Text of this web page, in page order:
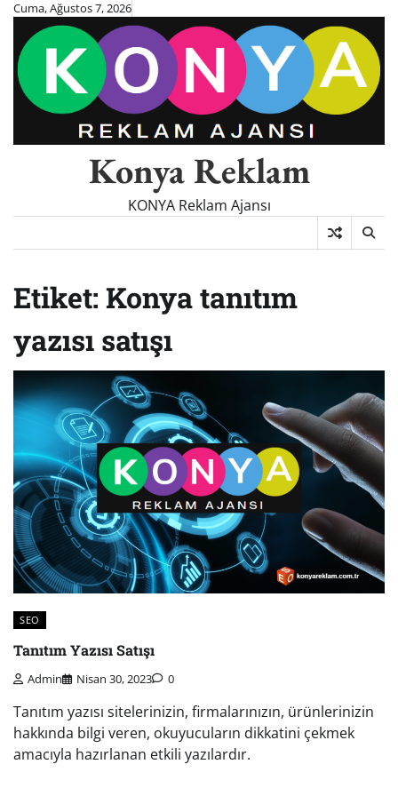
Skip
content
Cuma, Ağustos 7, 2026
Konya Reklam
KONYA Reklam Ajansı
Etiket: Konya tanıtım
yazısı satışı
SEO
Tanıtım Yazısı Satışı
Admin Nisan 30, 2023 0
Tanıtım yazısı sitelerinizin, firmalarınızın, ürünlerinizin
hakkında bilgi veren, okuyucuların dikkatini çekmek
amacıyla hazırlanan etkili yazılardır.